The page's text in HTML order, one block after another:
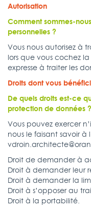
Autorisation
Comment sommes-
personnelles ?
Vous nous autorisez à
lors que vous cochez
expresse à traiter les
Droits dont vous
De quels droits est-ce
protection de données ?
Vous pouvez exercer
nous le faisant savoir à
Droit de demander à
Droit à demander leur
Droit à demander la
Droit à s’opposer au
Droit à la portabilité.